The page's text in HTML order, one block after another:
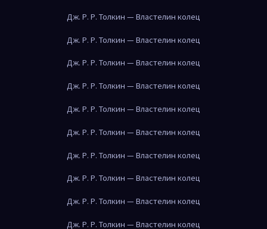
Дж. Р. Р. Толкин — Властелин колец
Дж. Р. Р. Толкин — Властелин колец
Дж. Р. Р. Толкин — Властелин колец
Дж. Р. Р. Толкин — Властелин колец
Дж. Р. Р. Толкин — Властелин колец
Дж. Р. Р. Толкин — Властелин колец
Дж. Р. Р. Толкин — Властелин колец
Дж. Р. Р. Толкин — Властелин колец
Дж. Р. Р. Толкин — Властелин колец
Дж. Р. Р. Толкин — Властелин колец